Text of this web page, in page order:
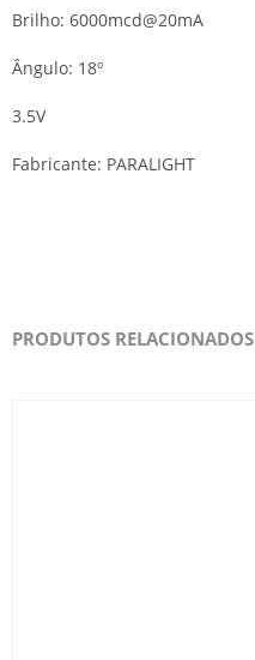
Brilho: 6000mcd@20mA
Ângulo: 18º
3.5V
Fabricante: PARALIGHT
PRODUTOS RELACIONADOS